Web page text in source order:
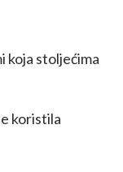
koja stoljećima
koristila